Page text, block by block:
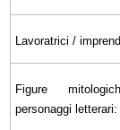
Lavoratrici /
Figure
personaggi letterari: